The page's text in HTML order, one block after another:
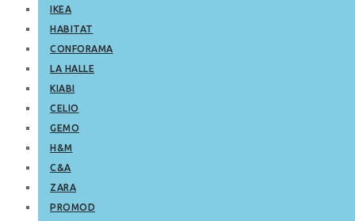
IKEA
HABITAT
CONFORAMA
LA HALLE
KIABI
CELIO
GEMO
H&M
C&A
ZARA
PROMOD